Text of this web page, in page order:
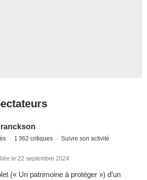
1 362 critiques Suivre son activité
le 22 septembre 2024
(« Un patrimoine à protéger ») d’un